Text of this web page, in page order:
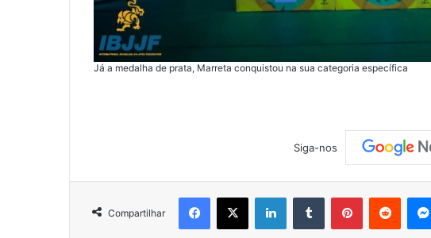
Já a medalha de prata, Marreta conquistou na sua categoria específica
Siga-nos
Compartilhar